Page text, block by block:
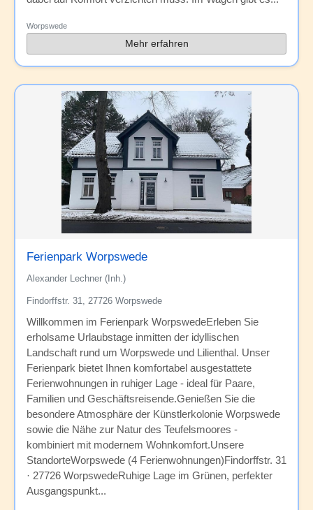
Worpswede
Mehr erfahren
Ferienpark Worpswede
Alexander Lechner (Inh.)
Findorffstr. 31, 27726 Worpswede
Willkommen im Ferienpark WorpswedeErleben Sie
erholsame Urlaubstage inmitten der idyllischen
Landschaft rund um Worpswede und Lilienthal. Unser
Ferienpark bietet Ihnen komfortabel ausgestattete
Ferienwohnungen in ruhiger Lage - ideal für Paare,
Familien und Geschäftsreisende.Genießen Sie die
besondere Atmosphäre der Künstlerkolonie Worpswede
sowie die Nähe zur Natur des Teufelsmoores -
kombiniert mit modernem Wohnkomfort.Unsere
StandorteWorpswede (4 Ferienwohnungen)Findorffstr. 31
· 27726 WorpswedeRuhige Lage im Grünen, perfekter
Ausgangspunkt...